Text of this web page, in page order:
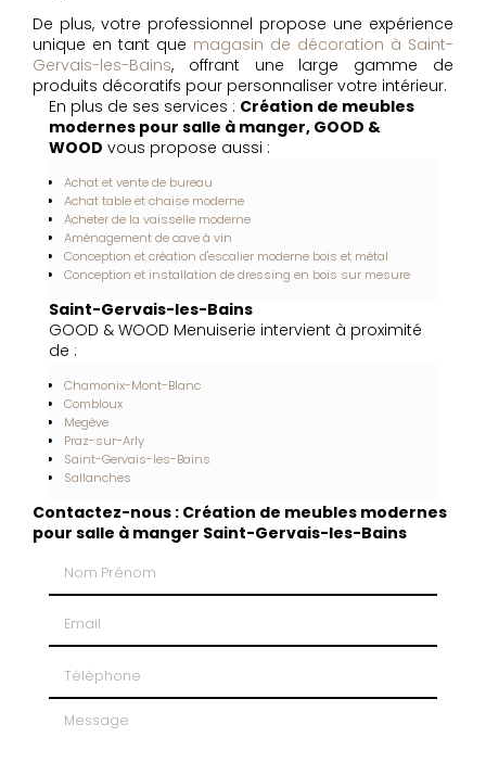
De plus, votre professionnel propose une expérience
unique en tant que magasin de décoration à Saint-
Gervais-les-Bains, offrant une large gamme de
produits décoratifs pour personnaliser votre intérieur.
En plus de ses services : Création de meubles
modernes pour salle à manger, GOOD &
WOOD vous propose aussi :
Achat et vente de bureau
Achat table et chaise moderne
Acheter de la vaisselle moderne
Aménagement de cave à vin
Conception et création d'escalier moderne bois et métal
Conception et installation de dressing en bois sur mesure
Saint-Gervais-les-Bains
GOOD & WOOD Menuiserie intervient à proximité
de :
Chamonix-Mont-Blanc
Combloux
Megève
Praz-sur-Arly
Saint-Gervais-les-Bains
Sallanches
Contactez-nous : Création de meubles modernes
pour salle à manger Saint-Gervais-les-Bains
Message